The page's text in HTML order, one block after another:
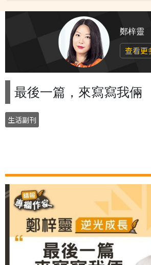
鄭梓靈
查看更
最後一篇，來寫寫我倆
生活副刊